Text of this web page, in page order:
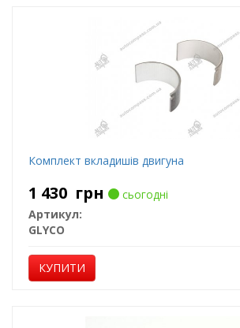
Комплект вкладишів двигуна
1 430 грн
сьогодні
Артикул:
GLYCO
КУПИТИ